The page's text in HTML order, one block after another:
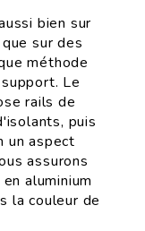
bien sur
sur des
méthode
Le
rails de
puis
un aspect
assurons
aluminium
la couleur de